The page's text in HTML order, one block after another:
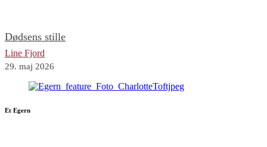
Dødsens stille
Line Fjord
29. maj 2026
Et Egern